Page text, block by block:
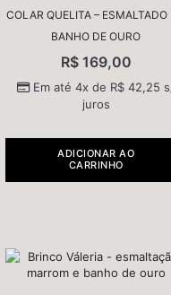
COLAR QUELITA – ESMALTADO
BANHO DE OURO
R$169,00
Em até 4x de R$ 42,25
juros
ADICIONAR AO
CARRINHO